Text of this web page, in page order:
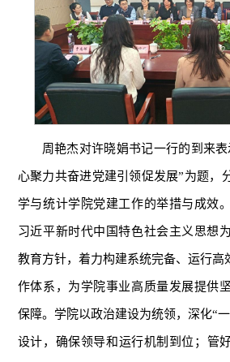
周艳杰对许晓娟书记一行的到来
心聚力共奋进党建引领促发展”为题，
学与统计学院党建工作的举措与成效
习近平新时代中国特色社会主义思想
教育方针，着力构建系统完备、运行高
作体系，为学院事业高质量发展提供
保障。学院以政治建设为统领，深化“
设计，确保领导和运行机制到位；管